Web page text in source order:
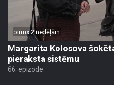
pirms 2 nedēļām
Margarita Kolosova
pieraksta sistēmu
66. epizode